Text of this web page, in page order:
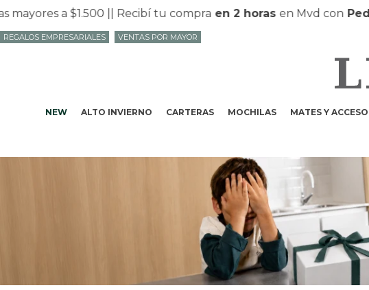
a $1.500 || Recibí tu compraen 2 horasen Mvd conPedido
NEW ALTO INVIERNO CARTERAS MOCHILAS MATES Y
REGALOS EMPRESARIALES VENTAS POR MAYOR